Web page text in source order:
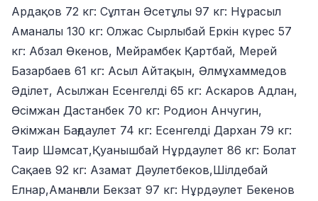
Ардақов 72 кг: Cұлтан Әсетұлы 97 кг: Нұрасыл
Аманалы 130 кг: Олжас Сырлыбай Еркін күрес 57
кг: Абзал Өкенов, Мейрамбек Қартбай, Мерей
Базарбаев 61 кг: Асыл Айтақын, Әлмұхаммедов
Әділет, Асылжан Есенгелді 65 кг: Аскаров Адлан,
Өсімжан Дастанбек 70 кг: Родион Анчугин,
Әкімжан Бағдаулет 74 кг: Есенгелді Дархан 79 кг:
Таир Шәмсат,Қуанышбай Нұрдаулет 86 кг: Болат
Сақаев 92 кг: Азамат Дәулетбеков,Шілдебай
Елнар,Аманғали Бекзат 97 кг: Нұрдәулет Бекенов